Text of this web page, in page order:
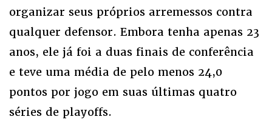
organizar seus próprios arremessos contra
qualquer defensor. Embora tenha apenas 23
anos, ele já foi a duas finais de conferência
e teve uma média de pelo menos 24,0
pontos por jogo em suas últimas quatro
séries de playoffs.